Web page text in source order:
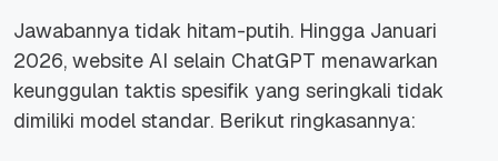
Jawabannya tidak hitam-putih. Hingga Januari
2026, website AI selain ChatGPT menawarkan
keunggulan taktis spesifik yang seringkali tidak
dimiliki model standar. Berikut ringkasannya: